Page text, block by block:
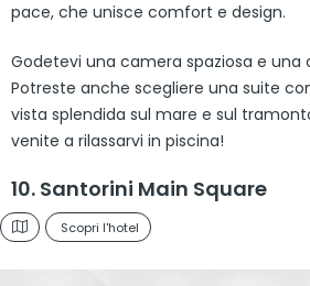
pace, che unisce comfort e design.
Godetevi una camera spaziosa e una
Potreste anche scegliere una suite
vista splendida sul mare e sul
venite a rilassarvi in piscina!
10. Santorini Main Square
Scopri l'hotel